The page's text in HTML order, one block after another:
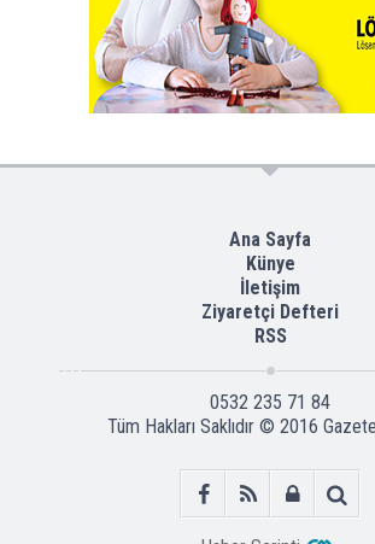
Ana Sayfa
Künye
İletişim
Ziyaretçi Defteri
RSS
0532 235 71 84
Tüm Hakları Saklıdır © 2016